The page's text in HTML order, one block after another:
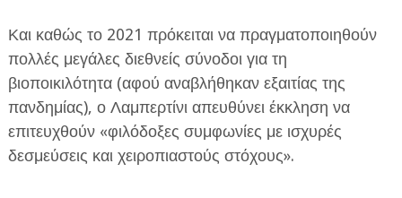
Και καθώς το 2021 πρόκειται να πραγματοποιηθούν
πολλές μεγάλες διεθνείς σύνοδοι για τη
βιοποικιλότητα (αφού αναβλήθηκαν εξαιτίας της
πανδημίας), ο Λαμπερτίνι απευθύνει έκκληση να
επιτευχθούν «φιλόδοξες συμφωνίες με ισχυρές
δεσμεύσεις και χειροπιαστούς στόχους».